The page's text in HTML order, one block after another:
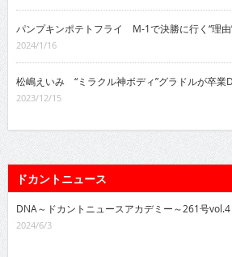
パンプキンポテトフライ M-1で決勝に行く“理由
2024/1/16
松嶋えいみ “ミラクル神ボディ”グラドルが卒業
2023/12/15
ドカントニュース
DNA～ドカントニュースアカデミー～261号vol.4
2024/6/3